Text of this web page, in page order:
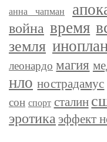
анна чапман
война время
земля
леонардо магия
нло нострадамус
сон спорт сталин
эротика эффект